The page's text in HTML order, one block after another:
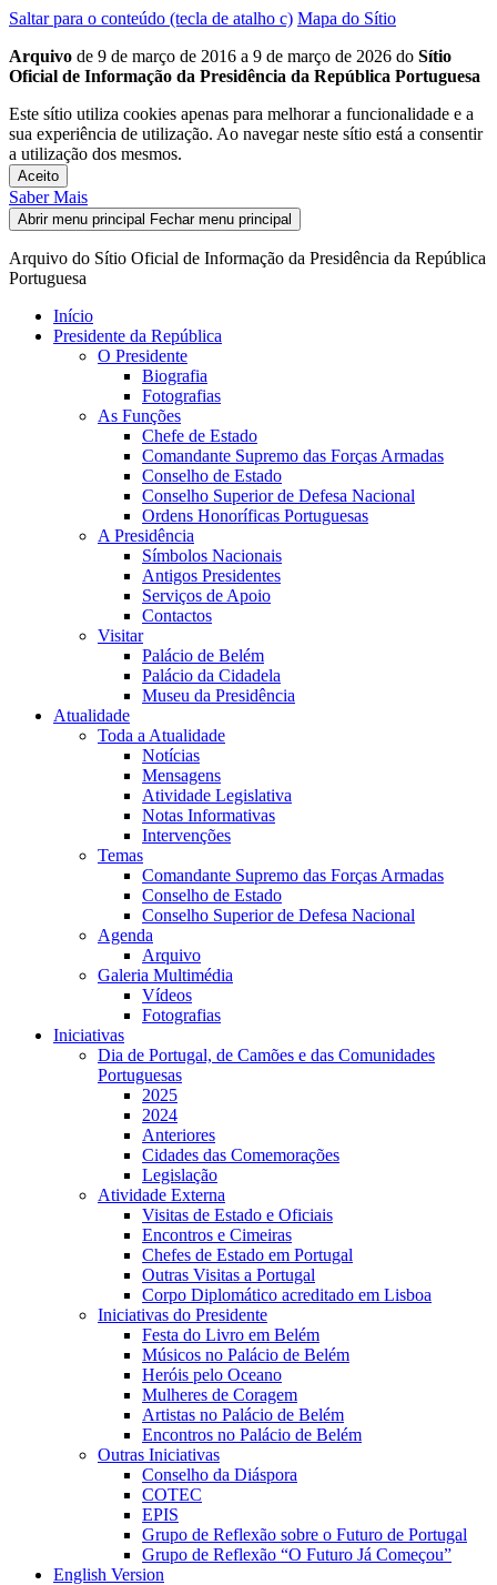
Saltar para o conteúdo (tecla de atalho c) Mapa do Sítio
Arquivo de 9 de março de 2016 a 9 de março de 2026 do Sítio
Oficial de Informação da Presidência da República Portuguesa
Este sítio utiliza cookies apenas para melhorar a funcionalidade e a
sua experiência de utilização. Ao navegar neste sítio está a consentir
a utilização dos mesmos.
Aceito
Saber Mais
Abrir menu principal Fechar menu principal
Arquivo do Sítio Oficial de Informação da Presidência da República
Portuguesa
Início
Presidente da República
O Presidente
Biografia
Fotografias
As Funções
Chefe de Estado
Comandante Supremo das Forças Armadas
Conselho de Estado
Conselho Superior de Defesa Nacional
Ordens Honoríficas Portuguesas
A Presidência
Símbolos Nacionais
Antigos Presidentes
Serviços de Apoio
Contactos
Visitar
Palácio de Belém
Palácio da Cidadela
Museu da Presidência
Atualidade
Toda a Atualidade
Notícias
Mensagens
Atividade Legislativa
Notas Informativas
Intervenções
Temas
Comandante Supremo das Forças Armadas
Conselho de Estado
Conselho Superior de Defesa Nacional
Agenda
Arquivo
Galeria Multimédia
Vídeos
Fotografias
Iniciativas
Dia de Portugal, de Camões e das Comunidades
Portuguesas
2025
2024
Anteriores
Cidades das Comemorações
Legislação
Atividade Externa
Visitas de Estado e Oficiais
Encontros e Cimeiras
Chefes de Estado em Portugal
Outras Visitas a Portugal
Corpo Diplomático acreditado em Lisboa
Iniciativas do Presidente
Festa do Livro em Belém
Músicos no Palácio de Belém
Heróis pelo Oceano
Mulheres de Coragem
Artistas no Palácio de Belém
Encontros no Palácio de Belém
Outras Iniciativas
Conselho da Diáspora
COTEC
EPIS
Grupo de Reflexão sobre o Futuro de Portugal
Grupo de Reflexão “O Futuro Já Começou”
English Version